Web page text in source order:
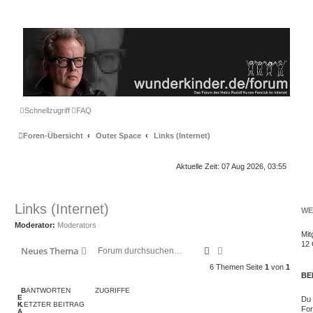
Schnellzugriff FAQ
Foren-Übersicht Outer Space Links (Internet)
Aktuelle Zeit: 07 Aug 2026, 03:55
Links (Internet)
Moderator: Moderators
Neues Thema Suche
6 Themen Seite 1 von 1
B
E
K
A
ANTWORTEN
ZUGRIFFE
LETZTER BEITRAG
12